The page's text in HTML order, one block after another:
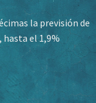
la previsión de
el 1,9%